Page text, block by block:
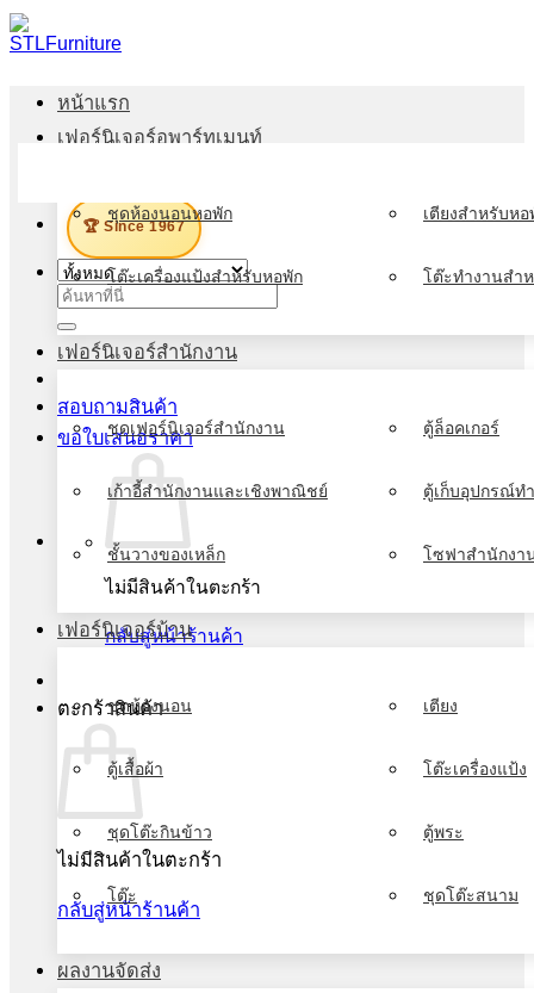
ข้าม
ไป
เนื้อหา
🏆 Since 1967
ค้นหา:
สอบถามสินค้า
ขอใบเสนอราคา
ไม่มีสินค้าในตะกร้า
กลับสู่หน้าร้านค้า
ตะกร้าสินค้า
ไม่มีสินค้าในตะกร้า
กลับสู่หน้าร้านค้า
หน้าแรก
เฟอร์นิเจอร์อพาร์ทเมนท์
ชุดห้องนอนหอพัก เตียงสำหรับหอ
โต๊ะเครื่องแป้งสำหรับหอพัก โต๊ะทำงานสำ
เฟอร์นิเจอร์สำนักงาน
ชุดเฟอร์นิเจอร์สำนักงาน ตู้ล็อคเกอร์
เก้าอี้สำนักงานและเชิงพาณิชย์ ตู้เก็บอุปกรณ์ท
ชั้นวางของเหล็ก โซฟาสำนักงา
เฟอร์นิเจอร์บ้าน
ชุดห้องนอน เตียง
ตู้เสื้อผ้า โต๊ะเครื่องแป้ง
ชุดโต๊ะกินข้าว ตู้พระ
โต๊ะ ชุดโต๊ะสนาม
ผลงานจัดส่ง